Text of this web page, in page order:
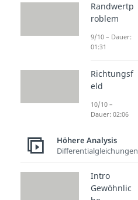
Randwertp
roblem
9/10 – Dauer:
01:31
Richtungsf
eld
10/10 –
Dauer: 02:06
Höhere Analysis
Differentialgleichungen
Intro
Gewöhnlic